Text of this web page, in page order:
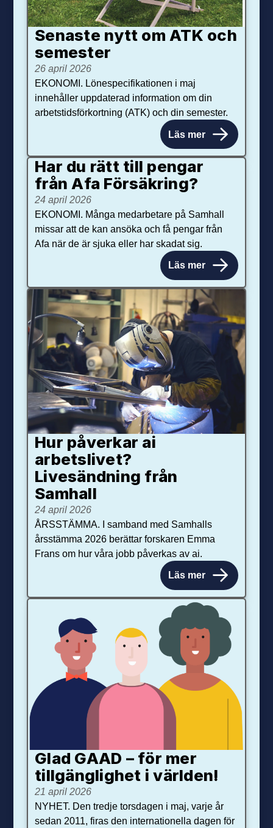
Senaste nytt om ATK och
se­mester
26 april 2026
EKONOMI. Lönespecifikationen i maj
innehåller uppdaterad information om din
arbetstidsförkortning (ATK) och din semester.
Läs mer
Har du rätt till pengar
från Afa Försäkring?
24 april 2026
EKONOMI. Många medarbetare på Samhall
missar att de kan ansöka och få pengar från
Afa när de är sjuka eller har skadat sig.
Läs mer
Hur påverkar ai
arbetslivet?
Livesändning från
Samhall
24 april 2026
ÅRSSTÄMMA. I samband med Samhalls
årsstämma 2026 berättar forskaren Emma
Frans om hur våra jobb påverkas av ai.
Läs mer
Glad GAAD – för mer
tillgänglighet i världen!
21 april 2026
NYHET. Den tredje torsdagen i maj, varje år
sedan 2011, firas den internationella dagen för